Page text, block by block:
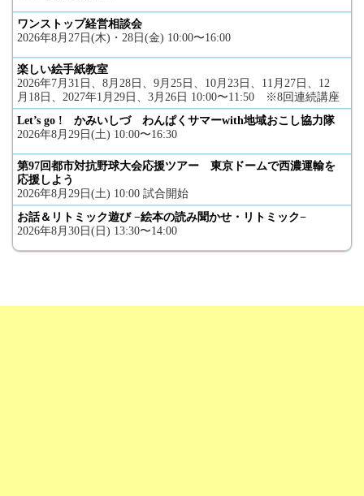
ワンストップ経営相談会
2026年8月27日(木)・28日(金) 10:00〜16:00
楽しい絵手紙教室
2026年7月31日、8月28日、9月25日、10月23日、11月27日、12
月18日、2027年1月29日、3月26日 10:00〜11:50 ※8回連続講座
Let’s go ! かみいしづ わんぱくサマーwith地域おこし協力隊
2026年8月29日(土) 10:00〜16:30
第97回都市対抗野球大会応援ツアー 東京ドームで西濃運輸を
応援しよう
2026年8月29日(土) 10:00 試合開始
お話＆リトミック遊び −絵本の読み聞かせ・リトミック−
2026年8月30日(日) 13:30〜14:00